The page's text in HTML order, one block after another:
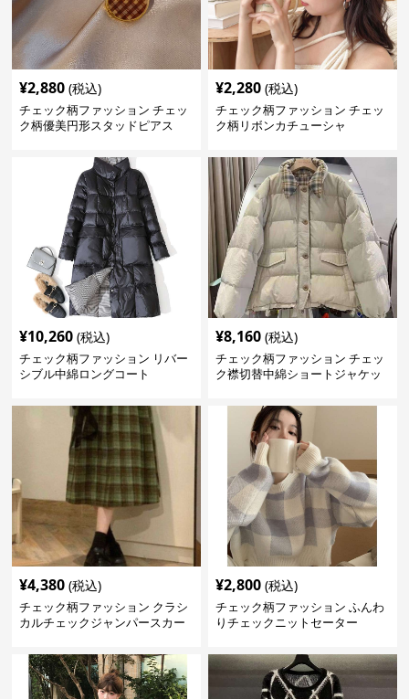
¥2,880 (税込)
チェック柄ファッション チェッ
ク柄優美円形スタッドピアス
¥2,280 (税込)
チェック柄ファッション チェッ
ク柄リボンカチューシャ
¥10,260 (税込)
チェック柄ファッション リバー
シブル中綿ロングコート
¥8,160 (税込)
チェック柄ファッション チェッ
ク襟切替中綿ショートジャケッ
¥4,380 (税込)
チェック柄ファッション クラシ
カルチェックジャンパースカー
¥2,800 (税込)
チェック柄ファッション ふんわ
りチェックニットセーター